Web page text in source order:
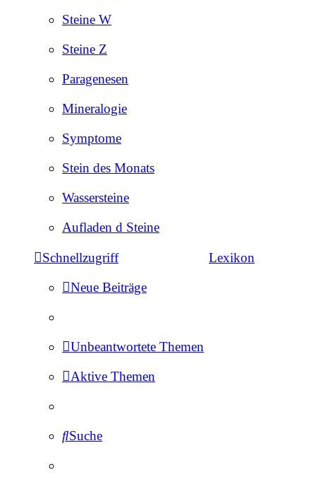
Steine W
Steine Z
Paragenesen
Mineralogie
Symptome
Stein des Monats
Wassersteine
Aufladen d Steine
Schnellzugriff
Neue Beiträge
Unbeantwortete Themen
Aktive Themen
Suche
Lexikon